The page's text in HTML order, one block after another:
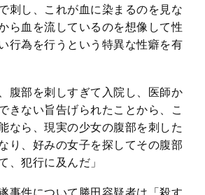
刺し、これが血に染まるのを見な
ら血を流しているのを想像して性
行為を行うという特異な性癖を有
腹部を刺しすぎて入院し、医師か
きない旨告げられたことから、こ
なら、現実の少女の腹部を刺した
り、好みの女子を探してその腹部
、犯行に及んだ」